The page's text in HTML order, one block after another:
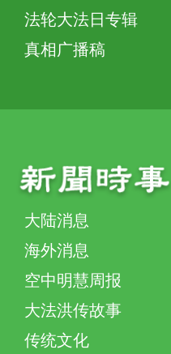
法轮大法日专辑
真相广播稿
大陆消息
海外消息
空中明慧周报
大法洪传故事
传统文化